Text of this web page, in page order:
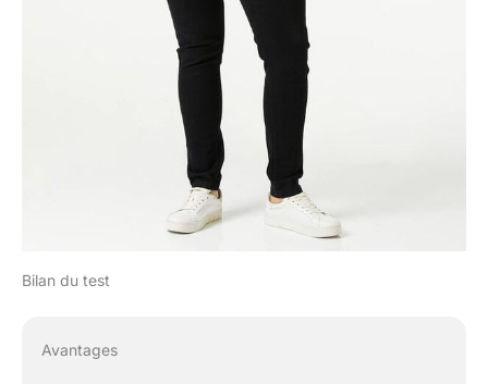
Bilan du test
Avantages